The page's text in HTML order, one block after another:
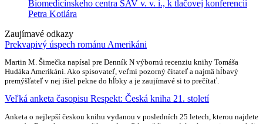
Biomedicínskeho centra SAV v. v. i., k tlačovej konferencii
Petra Kotlára
Zaujímavé odkazy
Prekvapivý úspech románu Amerikáni
Martin M. Šimečka napísal pre Denník N výbornú recenziu knihy Tomáša
Hudáka Amerikáni. Ako spisovateľ, veľmi pozorný čitateľ a najmä hĺbavý
premýšľateľ v nej išiel pekne do hĺbky a je zaujímavé si to prečítať.
Veľká anketa časopisu Respekt: Česká kniha 21. století
Anketa o nejlepší českou knihu vydanou v posledních 25 letech, kterou najdete